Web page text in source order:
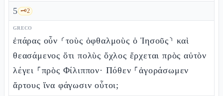
5 🗝️2
GRECO
ἐπάρας οὖν ⸂τοὺς ὀφθαλμοὺς ὁ Ἰησοῦς⸃ καὶ
θεασάμενος ὅτι πολὺς ὄχλος ἔρχεται πρὸς αὐτὸν
λέγει ⸀πρὸς Φίλιππον· Πόθεν ⸀ἀγοράσωμεν
ἄρτους ἵνα φάγωσιν οὗτοι;